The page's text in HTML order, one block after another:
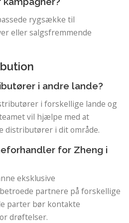
rygsække til
eller salgsfremmende
i andre lande?
i forskellige lande og
vil hjælpe med at
i dit område.
for Zheng i
eksklusive
partnere på forskellige
parter bør kontakte
drøftelser.